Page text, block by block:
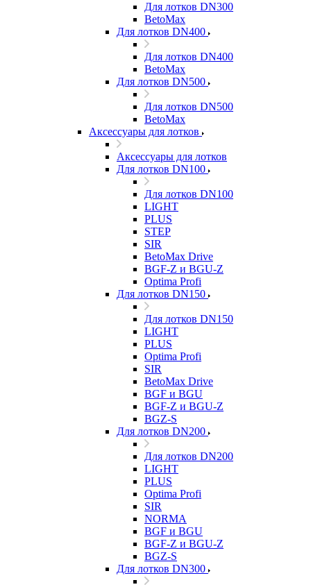
Для лотков DN300
BetoMax
Для лотков DN400
Для лотков DN400
BetoMax
Для лотков DN500
Для лотков DN500
BetoMax
Аксессуары для лотков
Аксессуары для лотков
Для лотков DN100
Для лотков DN100
LIGHT
PLUS
STEP
SIR
BetoMax Drive
BGF-Z и BGU-Z
Optima Profi
Для лотков DN150
Для лотков DN150
LIGHT
PLUS
Optima Profi
SIR
BetoMax Drive
BGF и BGU
BGF-Z и BGU-Z
BGZ-S
Для лотков DN200
Для лотков DN200
LIGHT
PLUS
Optima Profi
SIR
NORMA
BGF и BGU
BGF-Z и BGU-Z
BGZ-S
Для лотков DN300